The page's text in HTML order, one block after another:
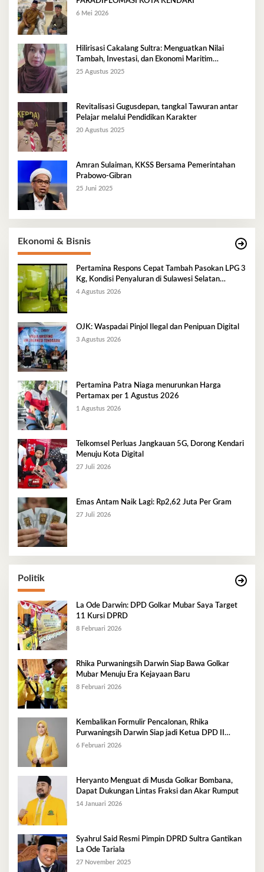
6 Mei 2026
Hilirisasi Cakalang Sultra: Menguatkan Nilai
Tambah, Investasi, dan Ekonomi Maritim
Berkelanjutan
25 Agustus 2025
Revitalisasi Gugusdepan, tangkal Tawuran antar
Pelajar melalui Pendidikan Karakter
20 Agustus 2025
Amran Sulaiman, KKSS Bersama Pemerintahan
Prabowo-Gibran
25 Juni 2025
Ekonomi & Bisnis
Pertamina Respons Cepat Tambah Pasokan LPG 3
Kg, Kondisi Penyaluran di Sulawesi Selatan
Berlangsung Kondusif
4 Agustus 2026
OJK: Waspadai Pinjol Ilegal dan Penipuan Digital
3 Agustus 2026
Pertamina Patra Niaga menurunkan Harga
Pertamax per 1 Agustus 2026
1 Agustus 2026
Telkomsel Perluas Jangkauan 5G, Dorong Kendari
Menuju Kota Digital
27 Juli 2026
Emas Antam Naik Lagi: Rp2,62 Juta Per Gram
27 Juli 2026
Politik
La Ode Darwin: DPD Golkar Mubar Saya Target
11 Kursi DPRD
8 Februari 2026
Rhika Purwaningsih Darwin Siap Bawa Golkar
Mubar Menuju Era Kejayaan Baru
8 Februari 2026
Kembalikan Formulir Pencalonan, Rhika
Purwaningsih Darwin Siap jadi Ketua DPD II
Golkar Mubar
6 Februari 2026
Heryanto Menguat di Musda Golkar Bombana,
Dapat Dukungan Lintas Fraksi dan Akar Rumput
14 Januari 2026
Syahrul Said Resmi Pimpin DPRD Sultra Gantikan
La Ode Tariala
27 November 2025